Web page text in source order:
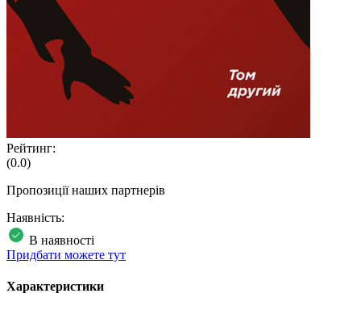
Рейтинг:
(0.0)
Пропозиції наших партнерів
Наявність:
В наявності
Придбати можете тут
Характеристики